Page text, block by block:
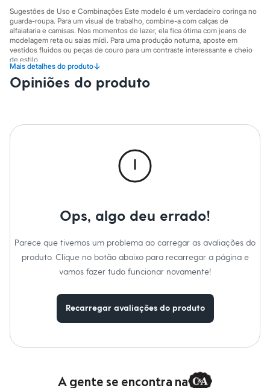
Moda praia
Biquínis
Maiôs
Saídas de praia
Personagens
Plus size
Blusas e Camisetas
Calças
Moda esportiva
Shorts e Saias
Calças
Camisetas e Regatas
Casacos e Jaquetas
Bolsas e Mochilas
Chapéus e Bonés
Carteiras
Óculos
Sugestões de Uso e Combinações Este modelo é um verdadeiro coringa no
guarda-roupa. Para um visual de trabalho, combine-a com calças de
alfaiataria e camisas. Nos momentos de lazer, ela fica ótima com jeans de
modelagem reta ou saias mídi. Para uma produção noturna, aposte em
vestidos fluidos ou peças de couro para um contraste interessante e cheio
de estilo.
A gente se encontra na C&A! ❤
Mais detalhes do produto↓
Informacoes gerais:
Opiniões do produto
Ops, algo deu errado!
Parece que tivemos um problema ao carregar as avaliações do
produto. Clique no botão abaixo para recarregar a página e
vamos fazer tudo funcionar novamente!
Recarregar avaliações do produto
A gente se encontra na